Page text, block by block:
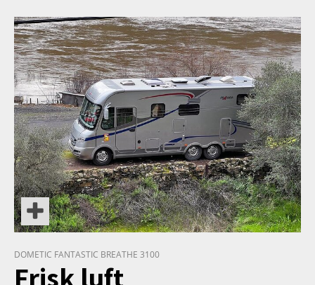
PRODUKT
DOMETIC FANTASTIC BREATHE 3100
Frisk luft